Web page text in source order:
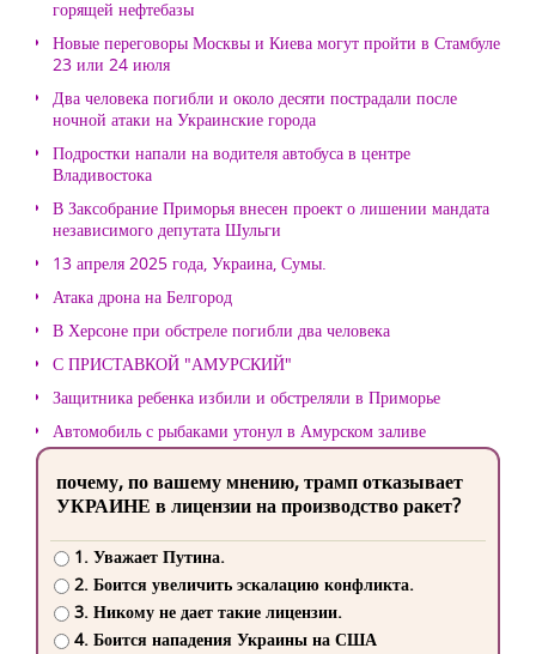
горящей нефтебазы
Новые переговоры Москвы и Киева могут пройти в Стамбуле
23 или 24 июля
Два человека погибли и около десяти пострадали после
ночной атаки на Украинские города
Подростки напали на водителя автобуса в центре
Владивостока
В Заксобрание Приморья внесен проект о лишении мандата
независимого депутата Шульги
13 апреля 2025 года, Украина, Сумы.
Атака дрона на Белгород
В Херсоне при обстреле погибли два человека
С ПРИСТАВКОЙ "АМУРСКИЙ"
Защитника ребенка избили и обстреляли в Приморье
Автомобиль с рыбаками утонул в Амурском заливе
почему, по вашему мнению, трамп отказывает
УКРАИНЕ в лицензии на производство ракет?
1. Уважает Путина.
2. Боится увеличить эскалацию конфликта.
3. Никому не дает такие лицензии.
4. Боится нападения Украины на США